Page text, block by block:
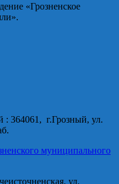
«Грозненское
: 364061, г.Грозный, ул.
муниципального
ул.